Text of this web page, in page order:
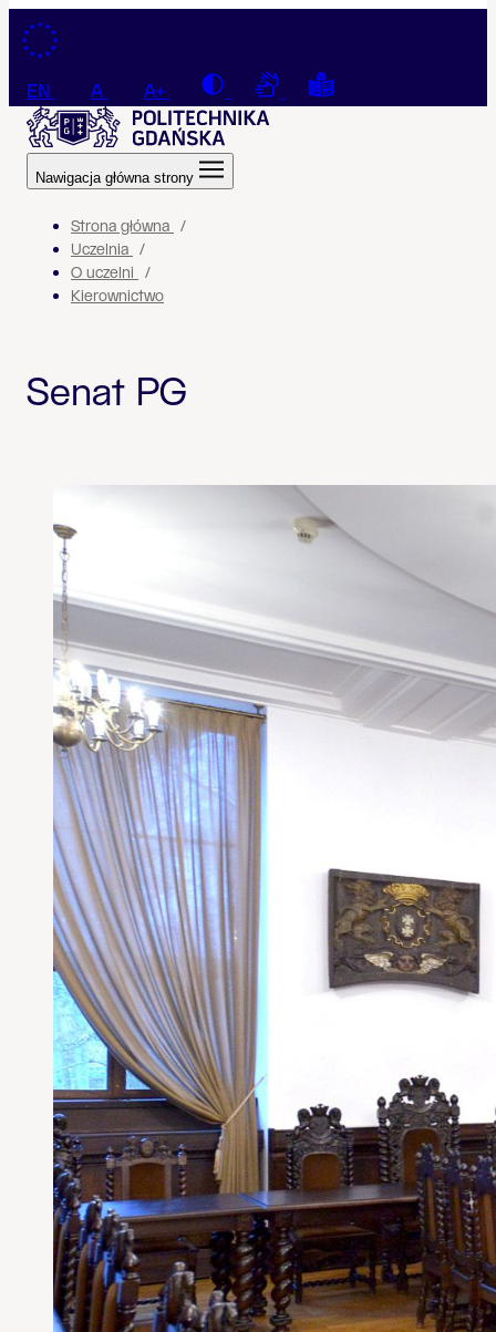
Przejdź do treści
EN A A+ Contrast Connection with a sign
Tekst łatwy do
Nawigacja główna strony
Strona główna
Uczelnia
O uczelni
Kierownictwo
Senat PG